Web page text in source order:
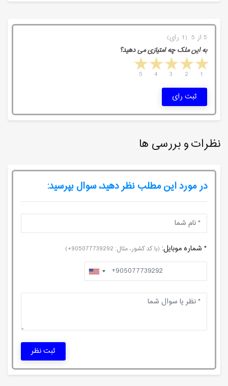
5 از 5 (1 رای)
به این ملک چه امتیازی می دهید؟
4 stars 3 stars 2 stars 1 star
5 4 3 2 1
ثبت رای
نظرات و بررسی ها
در مورد این مطلب نظر دهید، سوال بپرسید:
* شماره موبایل: (با کد کشور، مثال: 905077739292+)
ثبت نظر